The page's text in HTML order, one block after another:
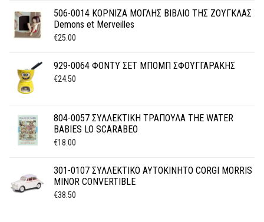
506-0014 ΚΟΡΝΙΖΑ ΜΟΓΛΗΣ ΒΙΒΛΙΟ ΤΗΣ ΖΟΥΓΚΛΑΣ
Demons et Merveilles
€25.00
929-0064 ΦΟΝΤΥ ΣΕΤ ΜΠΟΜΠ ΣΦΟΥΓΓΑΡΑΚΗΣ
€24.50
804-0057 ΣΥΛΛΕΚΤΙΚΗ ΤΡΑΠΟΥΛΑ THE WATER
BABIES LO SCARABEO
€18.00
301-0107 ΣΥΛΛΕΚΤΙΚΟ ΑΥΤΟΚΙΝΗΤΟ CORGI MORRIS
MINOR CONVERTIBLE
€38.50